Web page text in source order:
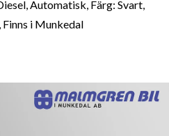
Automatisk, Färg: Svart,
i Munkedal